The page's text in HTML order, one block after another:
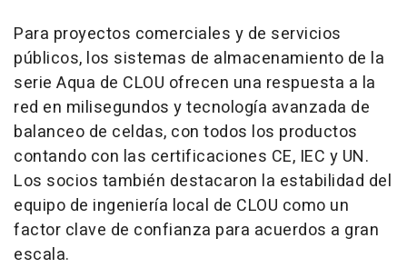
Para proyectos comerciales y de servicios
públicos, los sistemas de almacenamiento de la
serie Aqua de CLOU ofrecen una respuesta a la
red en milisegundos y tecnología avanzada de
balanceo de celdas, con todos los productos
contando con las certificaciones CE, IEC y UN.
Los socios también destacaron la estabilidad del
equipo de ingeniería local de CLOU como un
factor clave de confianza para acuerdos a gran
escala.